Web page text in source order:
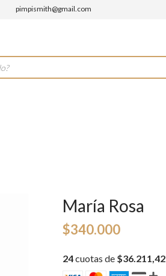
pimpismith@gmail.com
María Rosa
$340.000
24cuotas de $36.211,42